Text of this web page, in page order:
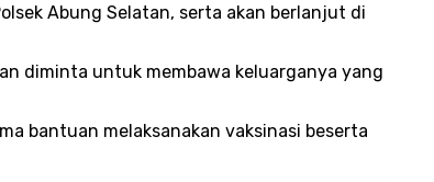
Abung Selatan, serta akan berlanjut di
diminta untuk membawa keluarganya yang
bantuan melaksanakan vaksinasi beserta